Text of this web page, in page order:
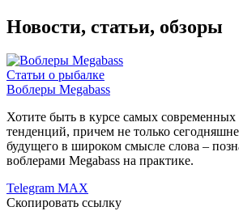
Новости, статьи, обзоры
Статьи о рыбалке
Воблеры Megabass
Хотите быть в курсе самых
тенденций, причем не только
будущего в широком смысле слова –
воблерами Megabass на практике.
Telegram MAX
Скопировать ссылку